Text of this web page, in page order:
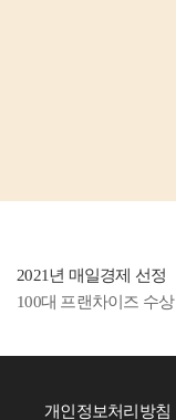
2021년 매일경제 선정
100대 프랜차이즈 수상
개인정보처리방침